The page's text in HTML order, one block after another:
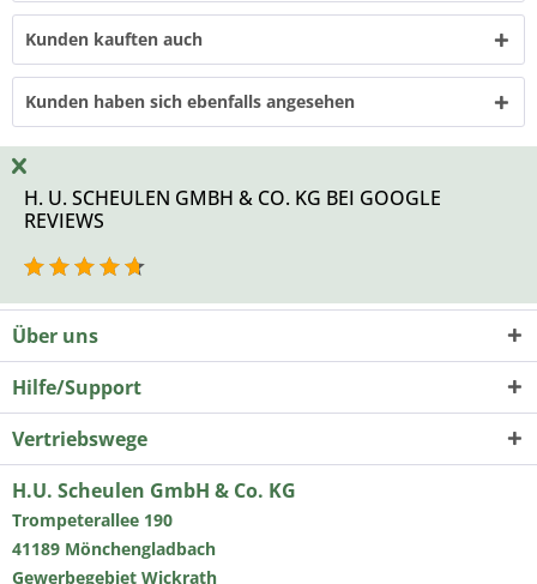
Kunden kauften auch
Kunden haben sich ebenfalls angesehen
H. U. SCHEULEN GMBH & CO. KG BEI GOOGLE
REVIEWS
Über uns
Hilfe/Support
Vertriebswege
H.U. Scheulen GmbH & Co. KG
Trompeterallee 190
41189 Mönchengladbach
Gewerbegebiet Wickrath